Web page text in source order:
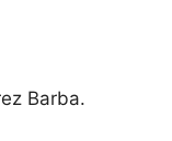
Barba.